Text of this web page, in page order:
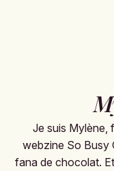
Je suis Mylène,
webzine So Busy
fana de chocolat.